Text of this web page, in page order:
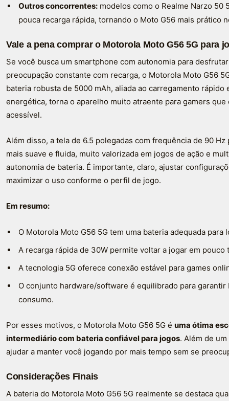
Outros concorrentes: modelos como o Realme Narzo 50
pouca recarga rápida, tornando o Moto G56 mais prático
Vale a pena comprar o Motorola Moto G56 5G para
Se você busca um smartphone com autonomia para
preocupação constante com recarga, o Motorola Moto G56
bateria robusta de 5000 mAh, aliada ao carregamento
energética, torna o aparelho muito atraente para gamers
acessível.
Além disso, a tela de 6.5 polegadas com frequência de 90
mais suave e fluida, muito valorizada em jogos de ação e
autonomia de bateria. É importante, claro, ajustar
maximizar o uso conforme o perfil de jogo.
Em resumo:
O Motorola Moto G56 5G tem uma bateria adequada para
A recarga rápida de 30W permite voltar a jogar em pouco
A tecnologia 5G oferece conexão estável para games
O conjunto hardware/software é equilibrado para
consumo.
Por esses motivos, o Motorola Moto G56 5G é uma ótima
intermediário com bateria confiável para jogos. Além de
ajudar a manter você jogando por mais tempo sem se
Considerações Finais
A bateria do Motorola Moto G56 5G realmente se destaca